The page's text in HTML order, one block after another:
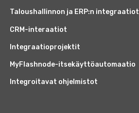
Taloushallinnon ja ERP:n integraatiot
CRM-interaatiot
Integraatioprojektit
MyFlashnode-itsekäyttöautomaatio
Integroitavat ohjelmistot